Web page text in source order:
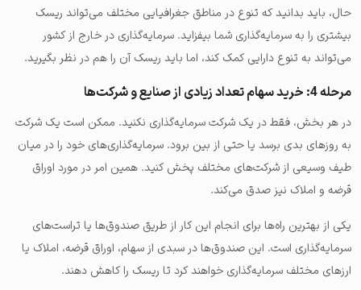
حال، باید بدانید که تنوع در مناطق جغرافیایی مختلف می‌تواند ریسک
بیشتری را به سرمایه‌گذاری شما بیفزاید. سرمایه‌گذاری در خارج از کشور
می‌تواند به تنوع دارایی کمک کند، اما باید ریسک آن را هم در نظر بگیرید.
مرحله 4: خرید سهام تعداد زیادی از صنایع و شرکت‌ها
در هر بخش، فقط در یک شرکت سرمایه‌گذاری نکنید. ممکن است یک شرکت
به روزهای بدی برسد یا حتی از بین برود. سرمایه‌گذاری‌های خود را در میان
طیف وسیعی از شرکت‌های مختلف پخش کنید. همین امر در مورد اوراق
قرضه و املاک نیز صدق می‌کند.
یکی از بهترین راه‌ها برای انجام این کار از طریق صندوق‌ها یا تراست‌های
سرمایه‌گذاری است. این صندوق‌ها در سبدی از سهام، اوراق قرضه، املاک یا
ارزهای مختلف سرمایه‌گذاری خواهند کرد تا ریسک را کاهش دهند.